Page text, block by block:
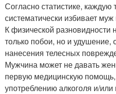
Согласно статистике,
систематически избивает
К физической разновидности
только побои, но и удушение,
нанесения телесных
Мужчина может не давать
первую медицинскую
употреблению алкоголя и/